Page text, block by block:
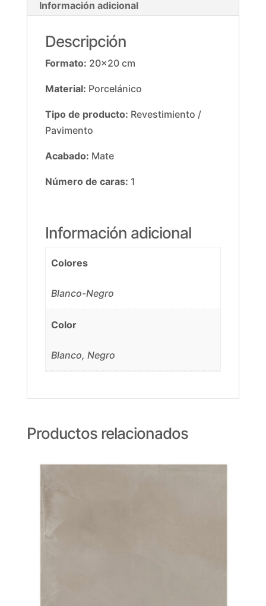
Información adicional
Descripción
Formato: 20×20 cm
Material: Porcelánico
Tipo de producto: Revestimiento /
Pavimento
Acabado: Mate
Número de caras: 1
Información adicional
Colores
Blanco-Negro
Color
Blanco, Negro
Productos relacionados